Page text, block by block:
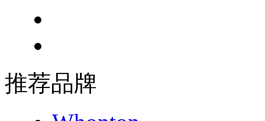
推荐品牌